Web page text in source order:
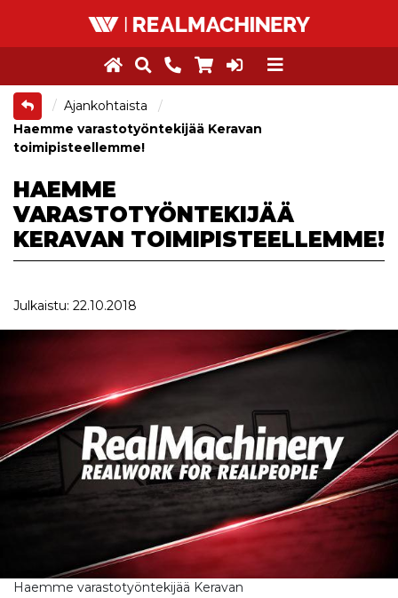
Ajankohtaista
Haemme varastotyöntekijää Keravan
toimipisteellemme!
HAEMME
VARASTOTYÖNTEKIJÄÄ
KERAVAN TOIMIPISTEELLEMME!
Julkaistu: 22.10.2018
Haemme varastotyöntekijää Keravan